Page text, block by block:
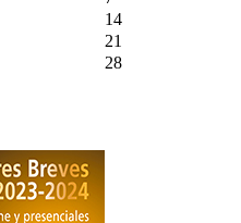
14
21
28